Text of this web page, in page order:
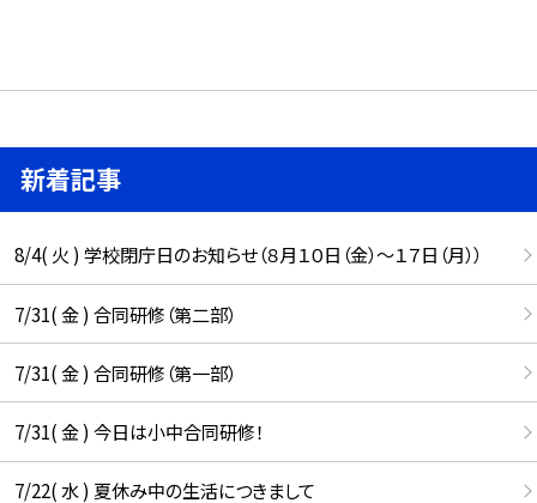
新着記事
8/4( 火 ) 学校閉庁日のお知らせ（８月１０日（金）～１７日（月））
7/31( 金 ) 合同研修（第二部）
7/31( 金 ) 合同研修（第一部）
7/31( 金 ) 今日は小中合同研修！
7/22( 水 ) 夏休み中の生活につきまして